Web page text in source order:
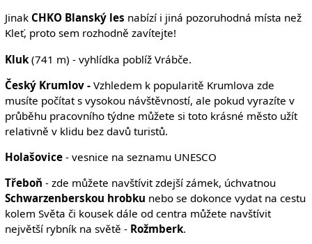
Jinak CHKO Blanský les nabízí i jiná pozoruhodná místa než
Kleť, proto sem rozhodně zavítejte!
Kluk(741 m) - vyhlídka poblíž Vrábče.
Český Krumlov -Vzhledem k popularitě Krumlova zde
musíte počítat s vysokou návštěvností, ale pokud vyrazíte v
průběhu pracovního týdne můžete si toto krásné město užít
relativně v klidu bez davů turistů.
Holašovice- vesnice na seznamu UNESCO
Třeboň - zde můžete navštívit zdejší zámek, úchvatnou
Schwarzenberskou hrobku nebo se dokonce vydat na cestu
kolem Světa či kousek dále od centra můžete navštívit
největší rybník na světě - Rožmberk.